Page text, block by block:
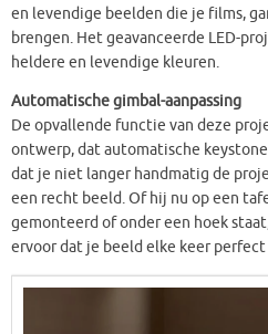
en levendige beelden die je films,
brengen. Het geavanceerde LED-
heldere en levendige kleuren.
Automatische gimbal-aanpassing
De opvallende functie van deze
ontwerp, dat automatische
dat je niet langer handmatig de
een recht beeld. Of hij nu op een
gemonteerd of onder een hoek
ervoor dat je beeld elke keer